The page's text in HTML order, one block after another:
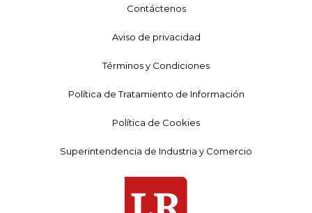
Contáctenos
Aviso de privacidad
Términos y Condiciones
Política de Tratamiento de Información
Política de Cookies
Superintendencia de Industria y Comercio